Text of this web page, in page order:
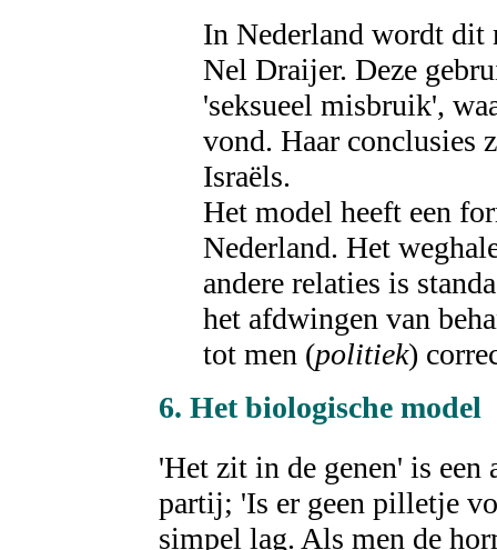
In Nederland wordt dit
Nel Draijer. Deze
'seksueel misbruik',
vond. Haar conclusies
Israëls.
Het model heeft een
Nederland. Het
andere relaties is
het afdwingen van
tot men (politiek)
6. Hetbiologische model
'Het zit in de genen' is
partij; 'Is er geen pilletje
simpel lag. Als men de